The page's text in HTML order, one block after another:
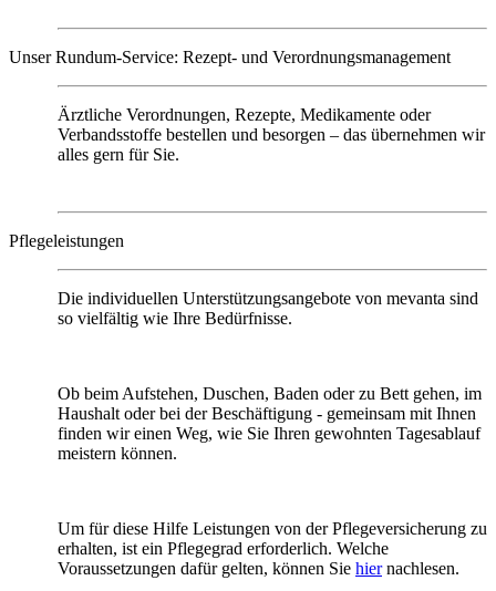
Unser Rundum-Service: Rezept- und Verordnungsmanagement
Ärztliche Verordnungen, Rezepte, Medikamente oder
Verbandsstoffe bestellen und besorgen – das übernehmen wir
alles gern für Sie.
Pflegeleistungen
Die individuellen Unterstützungsangebote von mevanta sind
so vielfältig wie Ihre Bedürfnisse.
Ob beim Aufstehen, Duschen, Baden oder zu Bett gehen, im
Haushalt oder bei der Beschäftigung - gemeinsam mit Ihnen
finden wir einen Weg, wie Sie Ihren gewohnten Tagesablauf
meistern können.
Um für diese Hilfe Leistungen von der Pflegeversicherung zu
erhalten, ist ein Pflegegrad erforderlich. Welche
Voraussetzungen dafür gelten, können Sie hiernachlesen.